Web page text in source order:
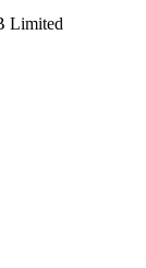
Limited